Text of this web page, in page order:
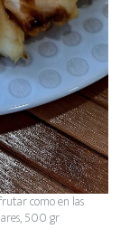
como en las
500 gr